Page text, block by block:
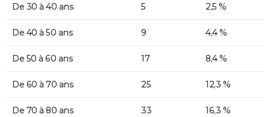
De 30 à 40 ans 5 2,5 %
De 40 à 50 ans 9 4,4 %
De 50 à 60 ans 17 8,4 %
De 60 à 70 ans 25 12,3 %
De 70 à 80 ans 33 16,3 %